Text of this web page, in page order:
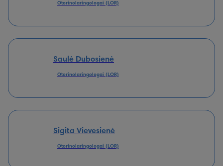
Otorinolaringologai (LOR)
Saulė Dubosienė
Otorinolaringologai (LOR)
Sigita Vievesienė
Otorinolaringologai (LOR)